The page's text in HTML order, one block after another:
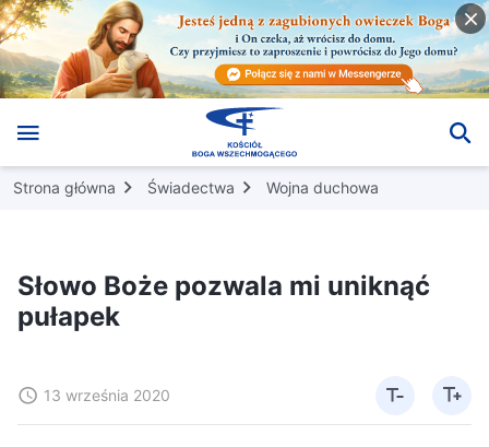
Strona główna Świadectwa Wojna duchowa
Słowo Boże pozwala mi uniknąć
pułapek
13 września 2020